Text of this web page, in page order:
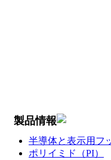
製品情報
半導体と表示用フ
ポリイミド（PI）